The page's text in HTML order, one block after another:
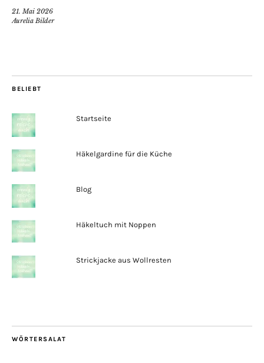
21. Mai 2026
Aurelia Bilder
BELIEBT
Startseite
Häkelgardine für die Küche
Blog
Häkeltuch mit Noppen
Strickjacke aus Wollresten
WÖRTERSALAT